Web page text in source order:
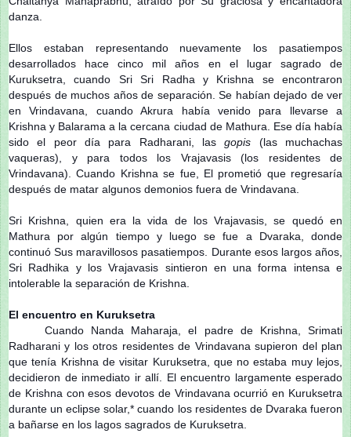
danza.
Ellos estaban representando nuevamente los pasatiempos
desarrollados hace cinco mil años en el lugar sagrado de
Kuruksetra, cuando Sri Sri Radha y Krishna se encontraron
después de muchos años de separación. Se habían dejado de ver
en Vrindavana, cuando Akrura había venido para llevarse a
Krishna y Balarama a la cercana ciudad de Mathura. Ese día había
sido el peor día para Radharani, lasgopis (las muchachas
vaqueras), y para todos los Vrajavasis (los residentes de
Vrindavana). Cuando Krishna se fue, El prometió que regresaría
después de matar algunos demonios fuera de Vrindavana.
Sri Krishna, quien era la vida de los Vrajavasis, se quedó en
Mathura por algún tiempo y luego se fue a Dvaraka, donde
continuó Sus maravillosos pasatiempos. Durante esos largos años,
Sri Radhika y los Vrajavasis sintieron en una forma intensa e
intolerable la separación de Krishna.
El encuentro en Kuruksetra
Cuando Nanda Maharaja, el padre de Krishna, Srimati
Radharani y los otros residentes de Vrindavana supieron del plan
que tenía Krishna de visitar Kuruksetra, que no estaba muy lejos,
decidieron de inmediato ir allí. El encuentro largamente esperado
de Krishna con esos devotos de Vrindavana ocurrió en Kuruksetra
durante un eclipse solar,* cuando los residentes de Dvaraka fueron
a bañarse en los lagos sagrados de Kuruksetra.